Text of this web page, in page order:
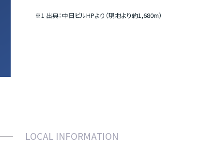
※1 出典：中日ビルHPより（現地より約1,680m）
LOCAL INFORMATION